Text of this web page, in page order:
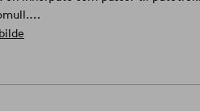
Bomull.
Må ikke tørrenses. Krymping